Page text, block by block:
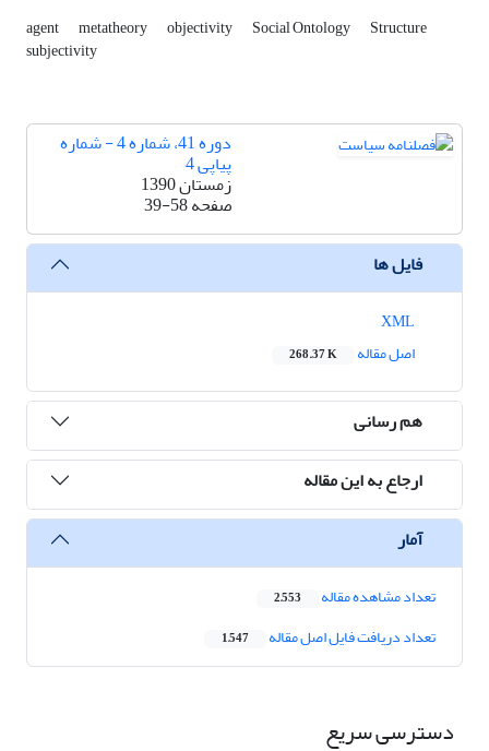
agent metatheory objectivity Social Ontology Structure
subjectivity
دوره 41، شماره 4 - شماره
پیاپی 4
زمستان 1390
صفحه39-58
فایل ها
اصل مقاله
268.37 K
هم رسانی
ارجاع به این مقاله
آمار
تعداد مشاهده مقاله 2,553
تعداد دریافت فایل اصل مقاله 1,547
دسترسی سریع